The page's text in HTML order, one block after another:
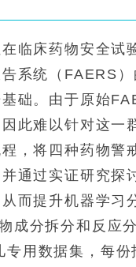
临床药物安全试
系统（FAERS
础。由于原始
此难以针对这一
，将四种药物警
通过实证研究探
而提升机器学习
成分拆分和反应
用数据集，每份